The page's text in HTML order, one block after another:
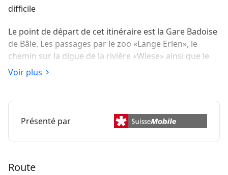
difficile
Le point de départ de cet itinéraire est la Gare Badoise
de Bâle. Les passages par le zoo «Lange Erlen», le
chemin sur la digue de la rivière «Wiese» ainsi que le
paysage ouvert à Riehen donnent au tour un aspect
diversifié et inoubliable.
Voir plus
Présenté par
Route